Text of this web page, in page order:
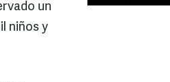
un
niños y